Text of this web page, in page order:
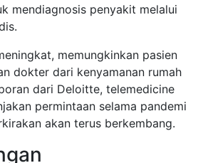
mendiagnosis penyakit melalui
memungkinkan pasien
dokter dari kenyamanan rumah
dari Deloitte, telemedicine
permintaan selama pandemi
akan terus berkembang.